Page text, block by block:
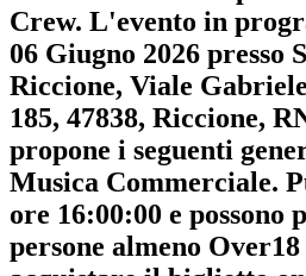
Crew. L'evento in
06 Giugno 2026 presso
Riccione, Viale
185, 47838, Riccione,
propone i seguenti
Musica Commerciale.
ore 16:00:00 e possono
persone almeno Over18